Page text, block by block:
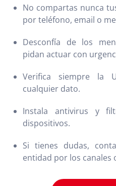
No compartas nunca
por teléfono, email o
Desconfía de los
pidan actuar con
Verifica siempre la
cualquier dato.
Instala antivirus y
dispositivos.
Si tienes dudas,
entidad por los canales